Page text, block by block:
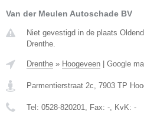
Van der Meulen Autoschade BV
Niet gevestigd in de plaats
Drenthe.
Drenthe » Hoogeveen Google
Parmentierstraat 2c 7903 TP
Tel: 0528-820201 , Fax: - , KvK: -